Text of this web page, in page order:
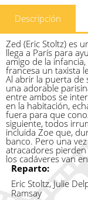
Descripción
Zed (Eric Stoltz) es
llega a París para
amigo de la
francesa un taxista
Al abrir la puerta de
una adorable
entre ambos se
en la habitación,
fuera para que
siguiente, todos
incluida Zoe que,
banco. Pero una
atracadores
los cadáveres van
Reparto:
Eric Stoltz, Julie
Ramsay